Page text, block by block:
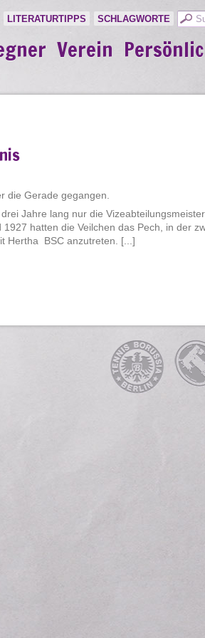
LITERATURTIPPS SCHLAGWORTE
Verein
die Gerade gegangen.
Jahre lang nur die
hatten die Veilchen das Pech, in der
Hertha BSC anzutreten. [...]